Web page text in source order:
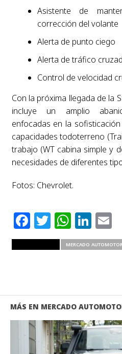
Asistente de
corrección del volante
Alerta de punto ciego
Alerta de tráfico
Control de velocidad
Con la próxima llegada de la
incluye un amplio
enfocadas en la
capacidades todoterreno
trabajo (WT cabina simple y
necesidades de diferentes
Fotos: Chevrolet.
Facebook
Twitter
MERCADO
MÁS EN MERCADO